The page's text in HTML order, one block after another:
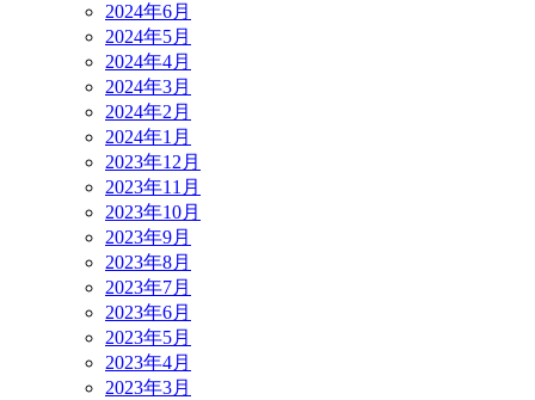
2024年6月
2024年5月
2024年4月
2024年3月
2024年2月
2024年1月
2023年12月
2023年11月
2023年10月
2023年9月
2023年8月
2023年7月
2023年6月
2023年5月
2023年4月
2023年3月